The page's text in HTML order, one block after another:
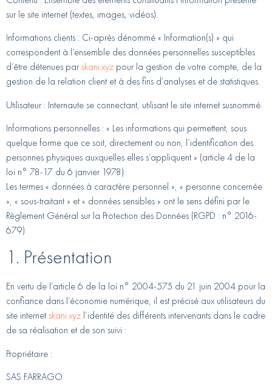
sur le site internet (textes, images, vidéos).
Informations clients : Ci-après dénommé « Information(s) » qui
correspondent à l’ensemble des données personnelles susceptibles
d’être détenues par skani.xyz pour la gestion de votre compte, de la
gestion de la relation client et à des fins d’analyses et de statistiques.
Utilisateur : Internaute se connectant, utilisant le site internet susnommé.
Informations personnelles : « Les informations qui permettent, sous
quelque forme que ce soit, directement ou non, l’identification des
personnes physiques auxquelles elles s’appliquent » (article 4 de la
loi n° 78-17 du 6 janvier 1978).
Les termes « données à caractère personnel », « personne concernée
», « sous-traitant » et « données sensibles » ont le sens défini par le
Règlement Général sur la Protection des Données (RGPD : n° 2016-
679)
1. Présentation
En vertu de l’article 6 de la loi n° 2004-575 du 21 juin 2004 pour la
confiance dans l’économie numérique, il est précisé aux utilisateurs du
site internet skani.xyz l’identité des différents intervenants dans le cadre
de sa réalisation et de son suivi :
Propriétaire :
SAS FARRAGO